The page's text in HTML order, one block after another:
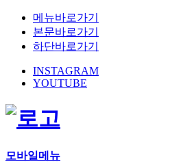
메뉴바로가기
본문바로가기
하단바로가기
INSTAGRAM
YOUTUBE
모바일메뉴